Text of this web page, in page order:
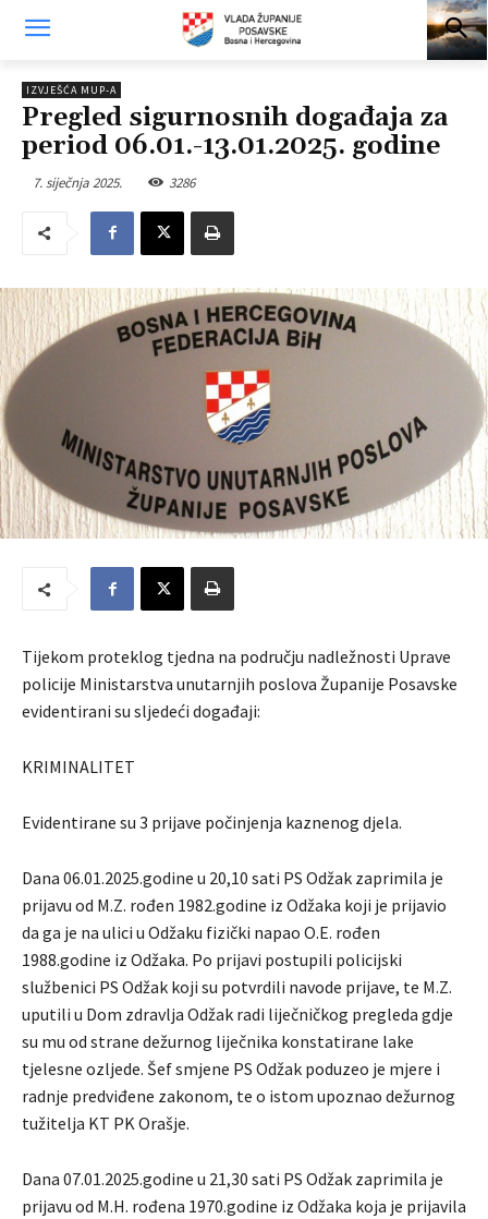
IZVJEŠĆA MUP-A
Pregled sigurnosnih događaja za
period 06.01.-13.01.2025. godine
7. siječnja 2025. 3286
Tijekom proteklog tjedna na području nadležnosti Uprave
policije Ministarstva unutarnjih poslova Županije Posavske
evidentirani su sljedeći događaji:
KRIMINALITET
Evidentirane su 3 prijave počinjenja kaznenog djela.
Dana 06.01.2025.godine u 20,10 sati PS Odžak zaprimila je
prijavu od M.Z. rođen 1982.godine iz Odžaka koji je prijavio
da ga je na ulici u Odžaku fizički napao O.E. rođen
1988.godine iz Odžaka. Po prijavi postupili policijski
službenici PS Odžak koji su potvrdili navode prijave, te M.Z.
uputili u Dom zdravlja Odžak radi liječničkog pregleda gdje
su mu od strane dežurnog liječnika konstatirane lake
tjelesne ozljede. Šef smjene PS Odžak poduzeo je mjere i
radnje predviđene zakonom, te o istom upoznao dežurnog
tužitelja KT PK Orašje.
Dana 07.01.2025.godine u 21,30 sati PS Odžak zaprimila je
prijavu od M.H. rođena 1970.godine iz Odžaka koja je prijavila